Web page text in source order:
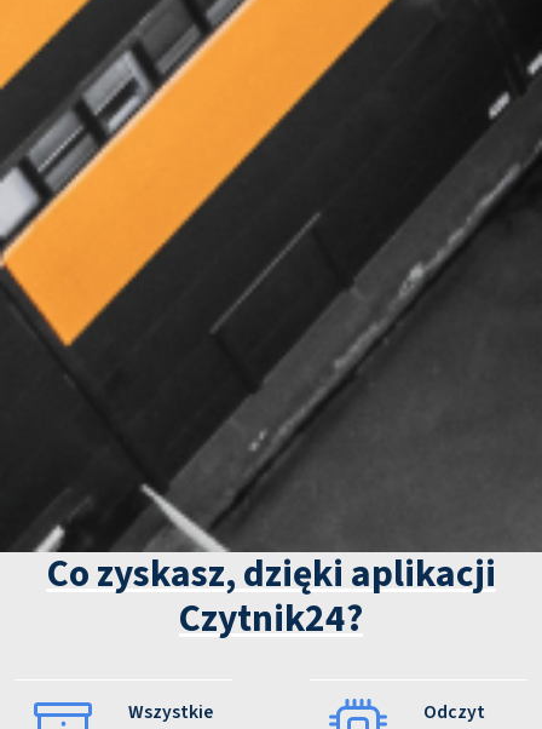
Co zyskasz, dzięki aplikacji
Czytnik24?
Wszystkie
Odczyt